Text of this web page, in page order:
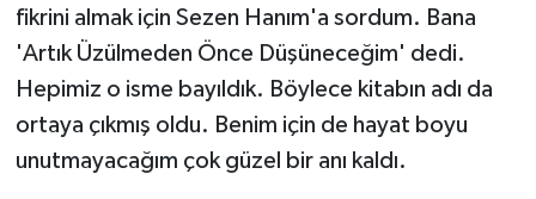
fikrini almak için Sezen Hanım'a sordum. Bana
'Artık Üzülmeden Önce Düşüneceğim' dedi.
Hepimiz o isme bayıldık. Böylece kitabın adı da
ortaya çıkmış oldu. Benim için de hayat boyu
unutmayacağım çok güzel bir anı kaldı.